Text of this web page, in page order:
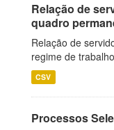
Relação de
quadro
Relação de
regime de
CSV
Processos